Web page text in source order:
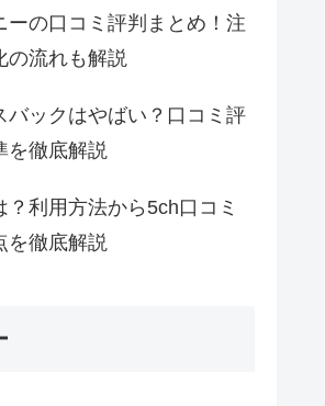
ーの口コミ評判まとめ！注
の流れも解説
バックはやばい？口コミ評
を徹底解説
？利用方法から5ch口コミ
を徹底解説